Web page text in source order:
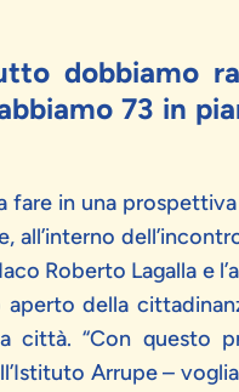
dobbiamo
73 in
fare in una
Roberto Lagalla e
aperto della
città. “Con questo
Arrupe –